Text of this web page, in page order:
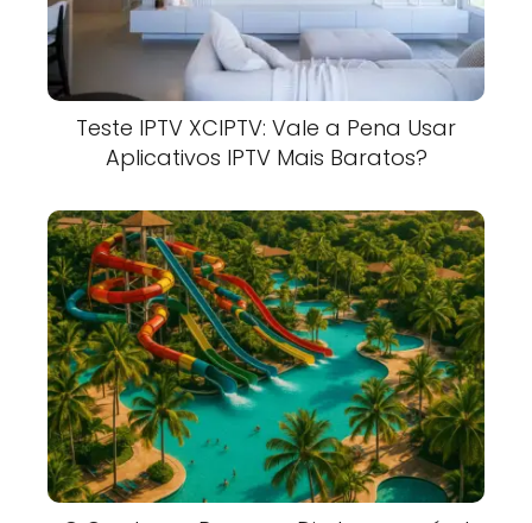
Teste IPTV XCIPTV: Vale a Pena Usar
Aplicativos IPTV Mais Baratos?